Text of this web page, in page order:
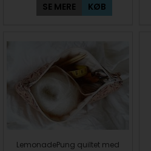
SE MERE KØB
LemonadePung quiltet med